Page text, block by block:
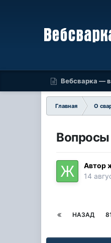
Вебсварка —
Главная О
Вопросы
Автор
14
НАЗАД